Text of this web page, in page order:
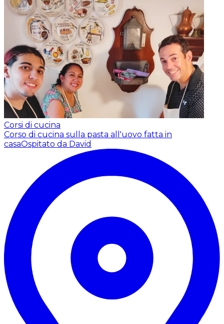
Corsi di cucina
Corso di cucina sulla pasta all'uovo fatta in
casaOspitato da David